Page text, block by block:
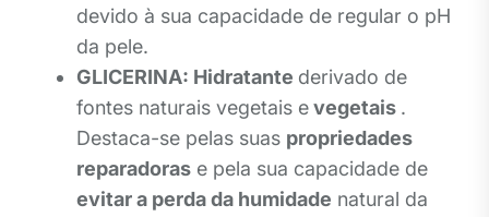
devido à sua capacidade de regular o pH
da pele.
GLICERINA: Hidratante derivado de
fontes naturais vegetais evegetais .
Destaca-se pelas suas propriedades
reparadoras e pela sua capacidade de
evitar a perda da humidade natural da